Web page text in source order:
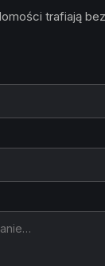
trafiają